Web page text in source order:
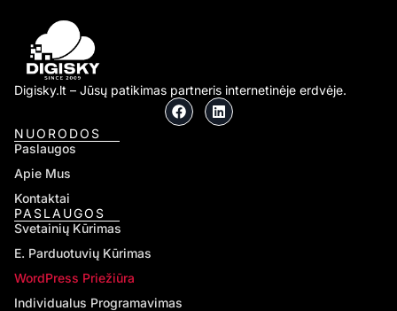
Digisky.lt – Jūsų patikimas partneris internetinėje erdvėje.
NUORODOS
Paslaugos
Apie Mus
Kontaktai
PASLAUGOS
Svetainių Kūrimas
E. Parduotuvių Kūrimas
WordPress Priežiūra
Individualus Programavimas